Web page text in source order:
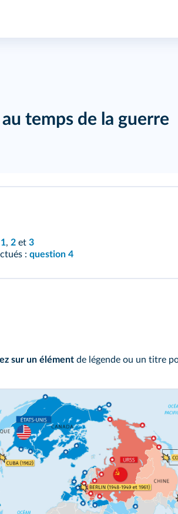
temps de la guerre
, 2 et 3
: question 4
sur un élément de légende ou un titre